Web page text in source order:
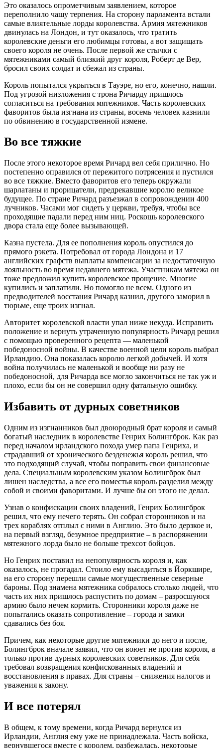
Это оказалось опрометчивым заявлением, которое
переполнило чашу терпения. На сторону парламента встали
самые влиятельные лорды королевства. Армия мятежников
двинулась на Лондон, и тут оказалось, что тратить
королевские деньги его любимцы готовы, а вот защищать
своего короля не очень. После первой же стычки с
мятежниками самый близкий друг короля, Роберт де Вер,
бросил своих солдат и сбежал из страны.
Король попытался укрыться в Тауэре, но его, конечно, нашли.
Под угрозой низложения с трона Ричарду пришлось
согласиться на требования мятежников. Часть королевских
фаворитов была изгнана из страны, восемь человек казнили
по обвинению в государственной измене.
Во все тяжкие
После этого некоторое время Ричард вел себя прилично. Но
постепенно оправился от пережитого потрясения и пустился
во все тяжкие. Вместо фаворитов его теперь окружали
шарлатаны и прорицатели, предрекавшие королю великое
будущее. По стране Ричард разъезжал в сопровождении 400
лучников. Часами мог сидеть у церкви, требуя, чтобы все
проходящие падали перед ним ниц. Роскошь королевского
двора стала еще более вызывающей.
Казна пустела. Для ее пополнения король опустился до
прямого рэкета. Потребовал от города Лондона и 17
английских графств выплаты компенсации за недостаточную
лояльность во время недавнего мятежа. Участникам мятежа он
тоже предложил купить королевское прощение. Многие
купились и заплатили. Но помогло не всем. Одного из
предводителей восстания Ричард казнил, другого заморил в
тюрьме, еще троих изгнал.
Авторитет королевской власти упал ниже некуда. Исправить
положение и вернуть утраченную популярность Ричард решил
с помощью проверенного рецепта — маленькой
победоносной войны. В качестве военной цели король выбрал
Ирландию. Она показалась королю легкой добычей. И хотя
война получилась не маленькой и вообще ни разу не
победоносной, для Ричарда все могло закончиться не так уж и
плохо, если бы он не совершил одну фатальную ошибку.
Избавить от дурных советников
Одним из изгнанников был двоюродный брат короля и самый
богатый наследник в королевстве Генрих Болингброк. Как раз
перед началом ирландского похода умер папа Генриха, и
страдавший от хронического безденежья король решил, что
это подходящий случай, чтобы поправить свои финансовые
дела. Специальным королевским указом Болингброк был
лишен наследства, а все его поместья король разделил между
собой и своими фаворитами. И лучше бы он этого не делал.
Узнав о конфискации своих владений, Генрих Болингброк
решил, что ему нечего терять. Он собрал сторонников и на
трех кораблях отплыл с ними в Англию. Это было дерзкое и,
на первый взгляд, безумное предприятие – в распоряжении
мятежного лорда было не больше трехсот бойцов.
Но Генрих поставил на непопулярность короля и, как
оказалось, не прогадал. Стоило ему высадиться в Йоркшире,
на его сторону перешли самые могущественные северные
бароны. Под знамена мятежника собралось столько людей, что
часть их них пришлось распустить по домам – разросшуюся
армию было нечем кормить. Сторонники короля даже не
попытались оказать сопротивление – города и замки
сдавались без боя.
Причем, как некоторые другие мятежники до него и после,
Болингброк вначале заявил, что он воюет не против короля, а
только против дурных королевских советников. Для себя
требовал возвращения конфискованных владений и
восстановления в правах. Для страны – снижения налогов и
уважения к закону.
И все потерял
В общем, к тому времени, когда Ричард вернулся из
Ирландии, Англия ему уже не принадлежала. Часть войска,
вернувшегося вместе с королем, разбежалась, некоторые